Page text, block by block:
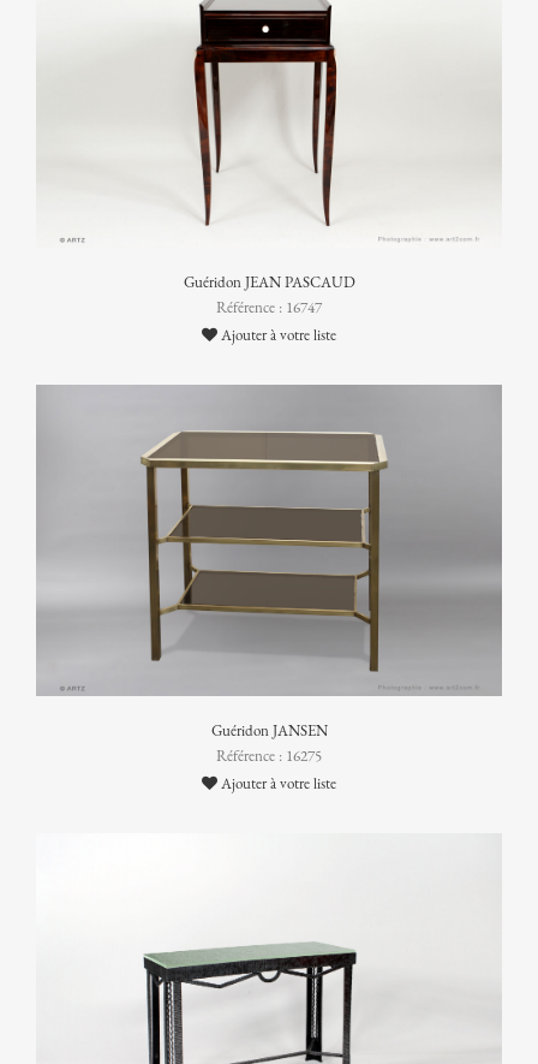
Guéridon JEAN PASCAUD
Référence : 16747
Ajouter à votre liste
Guéridon JANSEN
Référence : 16275
Ajouter à votre liste